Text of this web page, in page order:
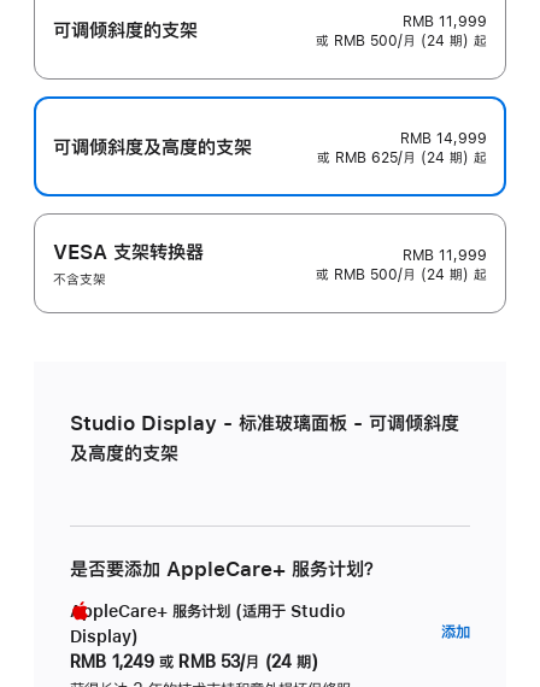
可调倾斜度的支架
RMB 11,999
或 RMB 500/月 (24 期) 起
可调倾斜度及高‍度的支‍架
RMB 14,999
或 RMB 625/月 (24 期) 起
VESA 支架转换器
不含支架
RMB 11,999
或 RMB 500/月 (24 期) 起
Studio Display - 标准玻璃面板 - 可调倾斜度
及高度的支架
是否要添加 AppleCare+ 服务计划？
AppleCare+ 服务计划 (适用于 Studio
Display)
RMB 1,249 或 RMB 53/月 (24 期)
添加